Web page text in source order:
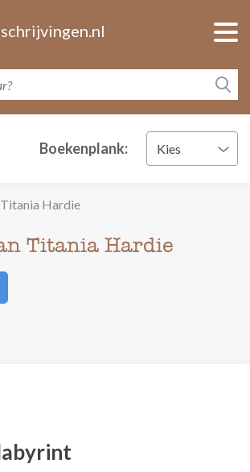
Boekenplank: Kies
Titania Hardie
Titania Hardie